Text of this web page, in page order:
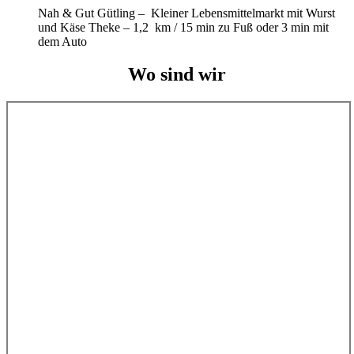
Nah & Gut Gütling – Kleiner Lebensmittelmarkt mit Wurst
und Käse Theke – 1,2 km / 15 min zu Fuß oder 3 min mit
dem Auto
Wo sind wir